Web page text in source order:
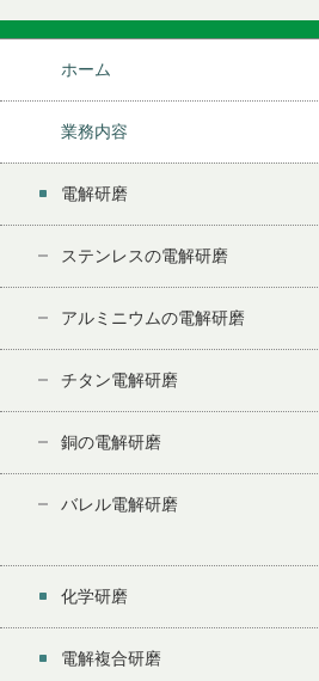
ホーム
業務内容
電解研磨
ステンレスの電解研磨
アルミニウムの電解研磨
チタン電解研磨
銅の電解研磨
バレル電解研磨
化学研磨
電解複合研磨